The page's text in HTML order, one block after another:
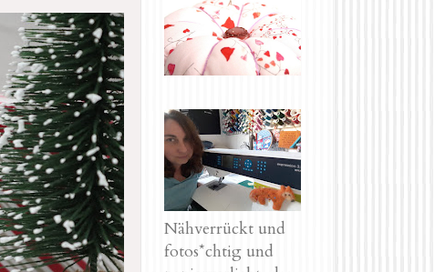
Nähverrückt und
fotos*chtig und